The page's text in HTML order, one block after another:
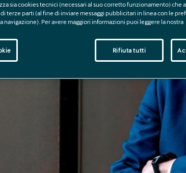
sia cookies tecnici (necessari al suo corretto funzionamento) che
terze parti (al fine di inviare messaggi pubblicitari in linea con le
navigazione). Per avere maggiori informazioni puoi leggere la nostra
Rifiuta tutti